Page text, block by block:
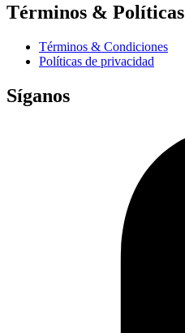
Términos & Políticas
Términos & Condiciones
Políticas de privacidad
Síganos